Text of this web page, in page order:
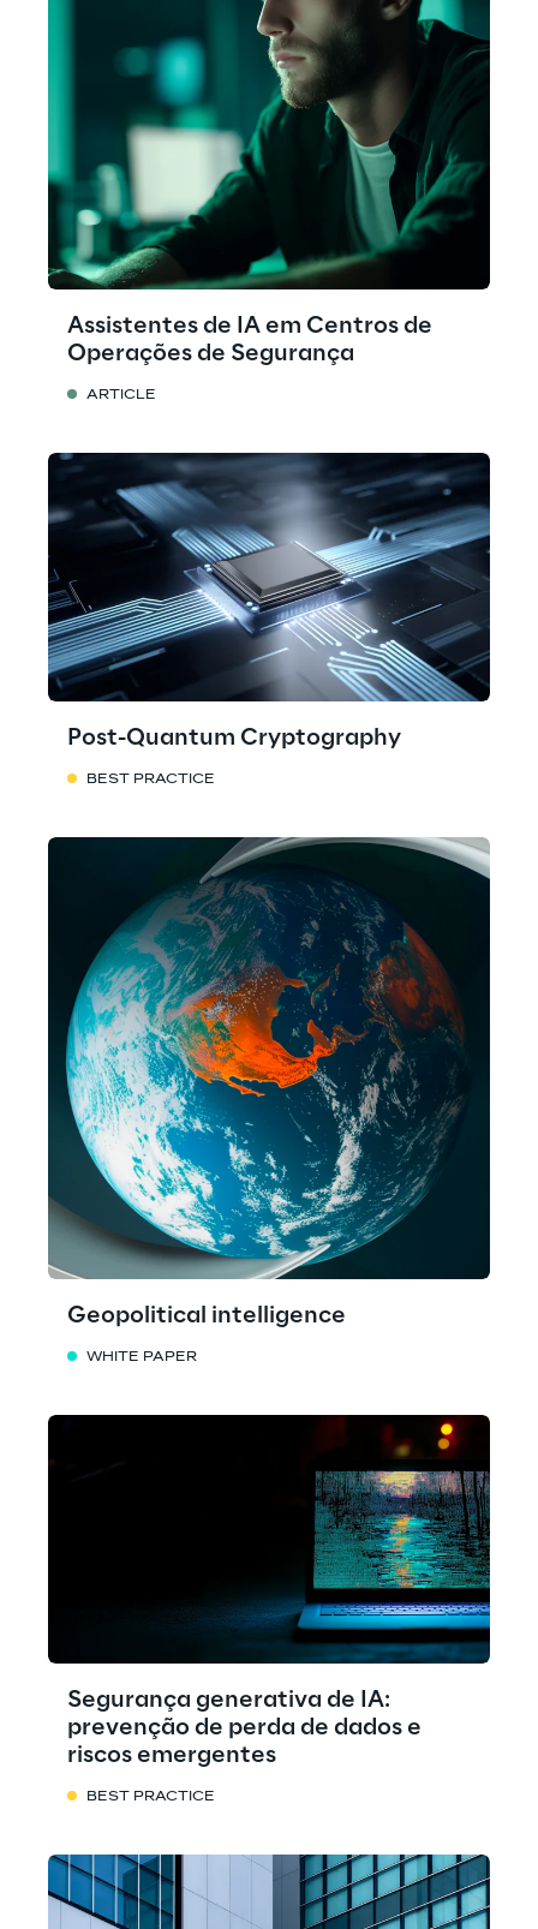
Assistentes de IA em Centros de
Operações de Segurança
ARTICLE
Post-Quantum Cryptography
BEST PRACTICE
Geopolitical intelligence
WHITE PAPER
Segurança generativa de IA:
prevenção de perda de dados e
riscos emergentes
BEST PRACTICE